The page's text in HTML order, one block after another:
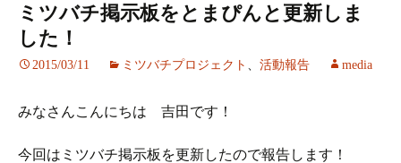
ミツバチ掲示板をとまぴんと更新しま
した！
2015/03/11 ミツバチプロジェクト 、 活動報告 media
みなさんこんにちは 吉田です！
今回はミツバチ掲示板を更新したので報告します！